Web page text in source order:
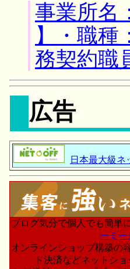
事業所名
】・職
務契約職
広告
日本最大級ネ
ブログ気分で個人でも簡単
ーミ
オンラインショップ構築の
ド決済などネットシ